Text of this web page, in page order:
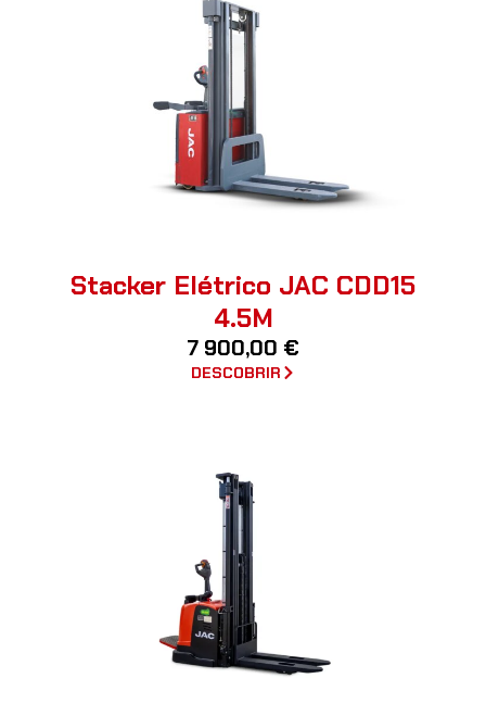
Stacker Elétrico JAC CDD15
4.5M
7 900,00 €
DESCOBRIR